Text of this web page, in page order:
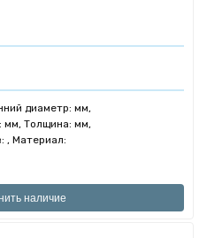
диаметр: мм,
Толщина: мм,
, Материал:
наличие